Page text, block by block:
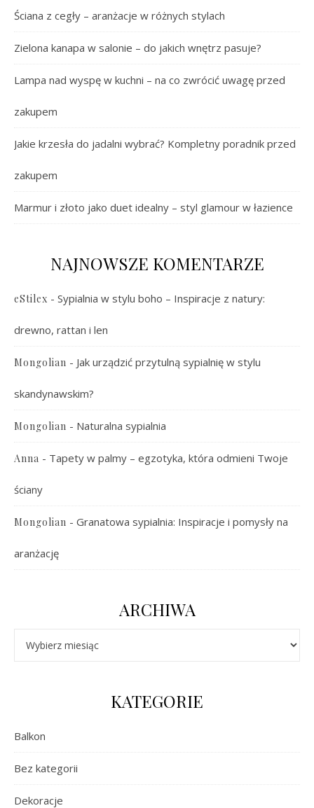
Ściana z cegły – aranżacje w różnych stylach
Zielona kanapa w salonie – do jakich wnętrz pasuje?
Lampa nad wyspę w kuchni – na co zwrócić uwagę przed
zakupem
Jakie krzesła do jadalni wybrać? Kompletny poradnik przed
zakupem
Marmur i złoto jako duet idealny – styl glamour w łazience
NAJNOWSZE KOMENTARZE
eStilex - Sypialnia w stylu boho – Inspiracje z natury:
drewno, rattan i len
Mongolian - Jak urządzić przytulną sypialnię w stylu
skandynawskim?
Mongolian - Naturalna sypialnia
Anna - Tapety w palmy – egzotyka, która odmieni Twoje
ściany
Mongolian - Granatowa sypialnia: Inspiracje i pomysły na
aranżację
ARCHIWA
KATEGORIE
Balkon
Bez kategorii
Dekoracje